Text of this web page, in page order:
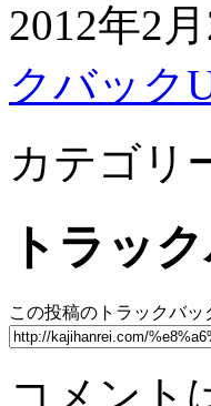
2012年2
クバック
カテゴリ
トラッ
この投稿のトラックバッ
コメント